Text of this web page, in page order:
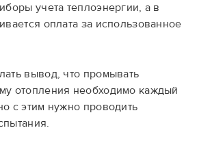
учета теплоэнергии, а в
оплата за использованное
вывод, что промывать
отопления необходимо каждый
с этим нужно проводить